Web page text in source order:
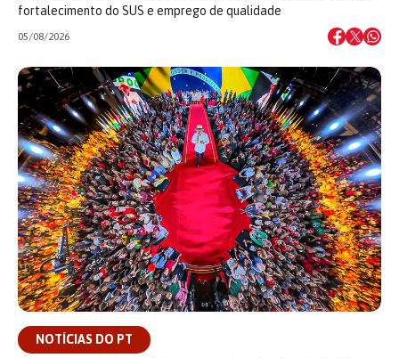
fortalecimento do SUS e emprego de qualidade
05/08/2026
NOTÍCIAS DO PT